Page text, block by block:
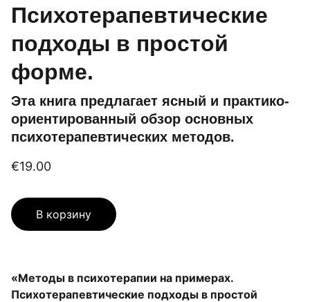
Психотерапевтические
подходы в простой
форме.
Эта книга предлагает ясный и практико-
ориентированный обзор основных
психотерапевтических методов.
€19.00
В корзину
«Методы в психотерапии на примерах.
Психотерапевтические подходы в простой